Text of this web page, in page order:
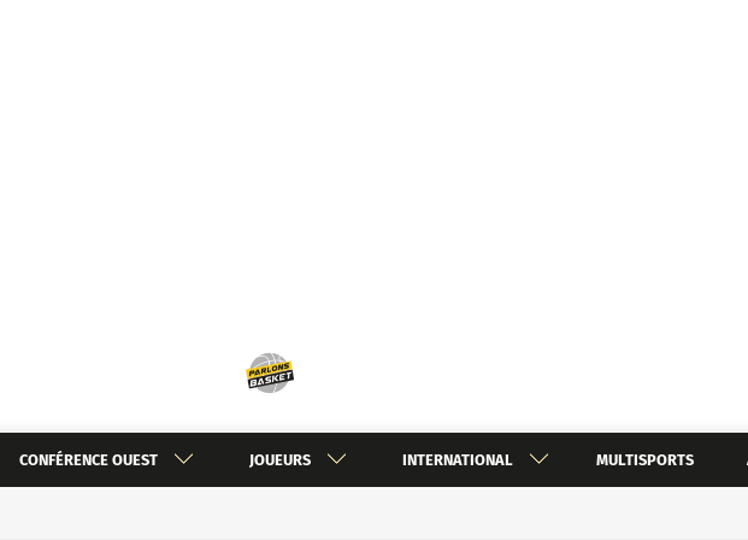
CONFÉRENCE OUEST JOUEURS INTERNATIONAL MULTISPORTS